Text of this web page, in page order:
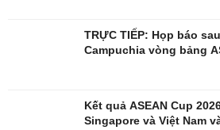
Săn
TRỰC TIẾP: Họp báo
Campuchia vòng bảng
Kết quả ASEAN Cup
Singapore và Việt Nam